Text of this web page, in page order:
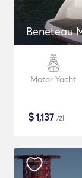
Beneteau
Motor Yacht
$1,137 /zi